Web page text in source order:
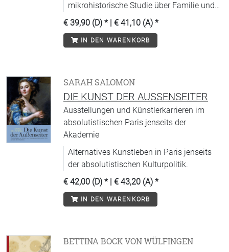
mikrohistorische Studie über Familie und
Sexualität.
€ 39,90 (D) * | € 41,10 (A) *
IN DEN WARENKORB
SARAH SALOMON
DIE KUNST DER AUSSENSEITER
Ausstellungen und Künstlerkarrieren im
absolutistischen Paris jenseits der
Akademie
Alternatives Kunstleben in Paris jenseits
der absolutistischen Kulturpolitik.
€ 42,00 (D) * | € 43,20 (A) *
IN DEN WARENKORB
BETTINA BOCK VON WÜLFINGEN